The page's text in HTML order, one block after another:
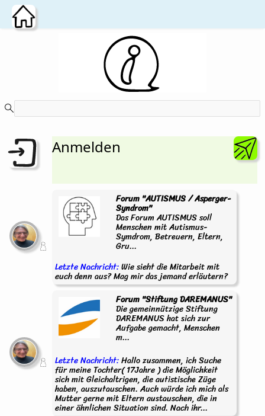
Zum Hauptinhalt wechseln
Anmelden
Forum "AUTISMUS / Asperger-
Syndrom"
Das Forum AUTISMUS soll
Menschen mit Autismus-
Symdrom, Betreuern, Eltern,
Gru...
Letzte Nachricht:Wie sieht die Mitarbeit mit
euch denn aus? Mag mir das jemand erläutern?
Forum "Stiftung DAREMANUS"
Die gemeinnützige Stiftung
DAREMANUS hat sich zur
Aufgabe gemacht, Menschen
m...
Letzte Nachricht:Hallo zusammen, ich Suche
für meine Tochter( 17Jahre ) die Möglichkeit
sich mit Gleichaltrigen, die autistische Züge
haben, auszutauschen. Auch würde ich mich als
Mutter gerne mit Eltern austauschen, die in
einer ähnlichen Situation sind. Nach ihr...